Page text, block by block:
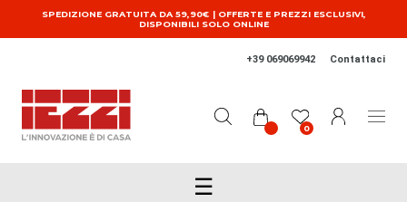
Salta al contenuto principale
SPEDIZIONE GRATUITA DA 59,90€ | OFFERTE E PREZZI ESCLUSIVI,
DISPONIBILI SOLO ONLINE
+39 069069942 Contattaci
0
☰